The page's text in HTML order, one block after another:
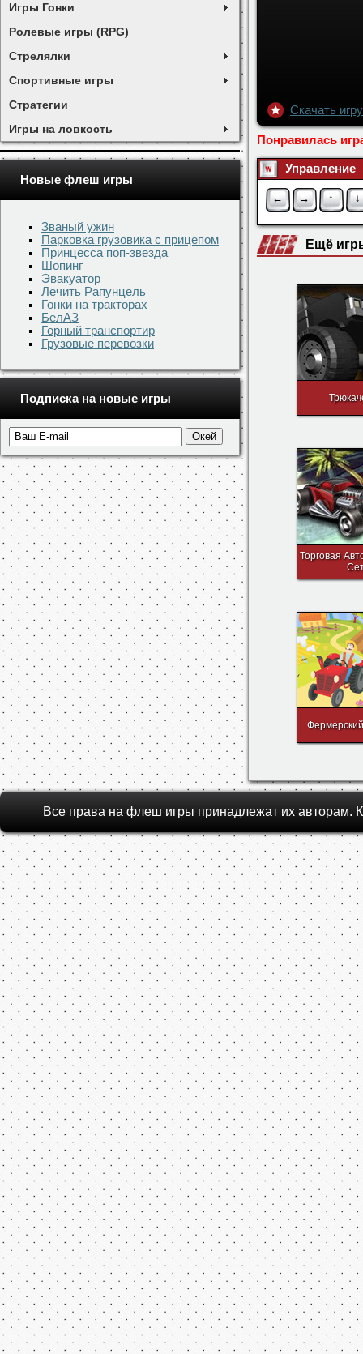
Игры Гонки
Ролевые игры (RPG)
Стрелялки
Спортивные игры
Стратегии
Игры на ловкость
Новые флеш игры
Званый ужин
Парковка грузовика с прицепом
Принцесса поп-звезда
Шопинг
Эвакуатор
Лечить Рапунцель
Гонки на тракторах
БелАЗ
Горный транспортир
Грузовые перевозки
Подписка на новые игры
Понравилась
Управление
→ ↑ ↓
Ещё
Торговая
Все права на флеш игры принадлежат их